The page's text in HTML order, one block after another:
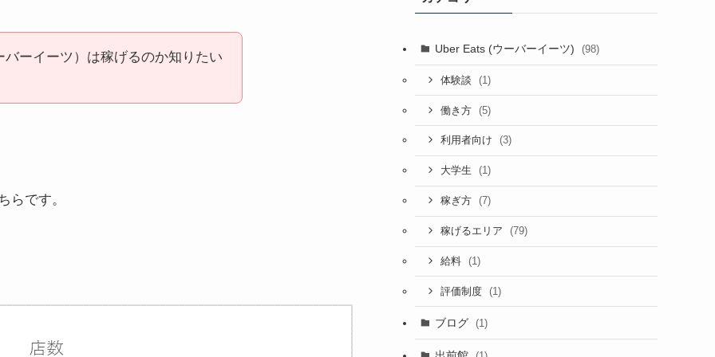
ーイーツ）は稼げるのか知りたい
らです。
Uber Eats (ウーバーイーツ) (98)
体験談 (1)
働き方 (5)
利用者向け (3)
大学生 (1)
稼ぎ方 (7)
稼げるエリア (79)
給料 (1)
評価制度 (1)
ブログ (1)